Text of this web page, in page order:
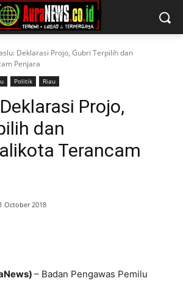
Deklarasi Projo, Gubri Terpilih dan
Penjara
Politik Riau
Projo,
dan
Terancam
October 2018
– Badan Pengawas Pemilu